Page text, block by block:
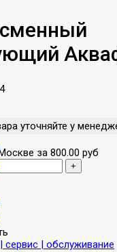
уточняйте у
за 800.00 руб
сервис | обслуживание